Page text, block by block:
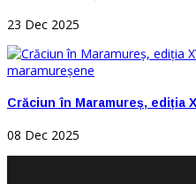
23 Dec 2025
Crăciun în Maramureș, ediția
08 Dec 2025